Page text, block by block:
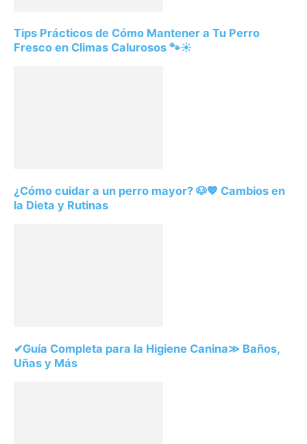
Tips Prácticos de Cómo Mantener a Tu Perro
Fresco en Climas Calurosos 🐾☀️
¿Cómo cuidar a un perro mayor? 🐶💖 Cambios en
la Dieta y Rutinas
✔Guía Completa para la Higiene Canina≫ Baños,
Uñas y Más